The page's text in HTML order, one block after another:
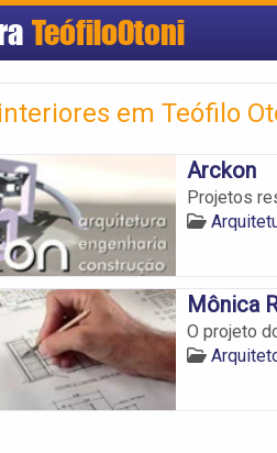
TeófiloOtoni
em Teófilo
Arckon
Projetos
Mônica
O projeto